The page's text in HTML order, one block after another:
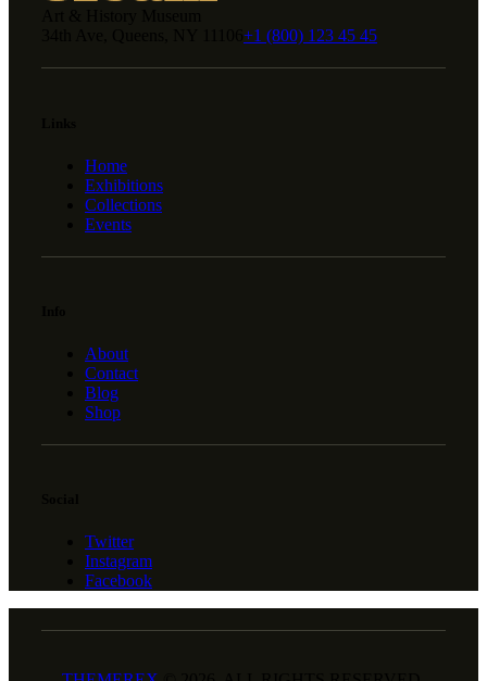
+1 (800) 123 45 45
Home
Exhibitions
Collections
Events
About
Contact
Blog
Shop
Twitter
Instagram
Facebook